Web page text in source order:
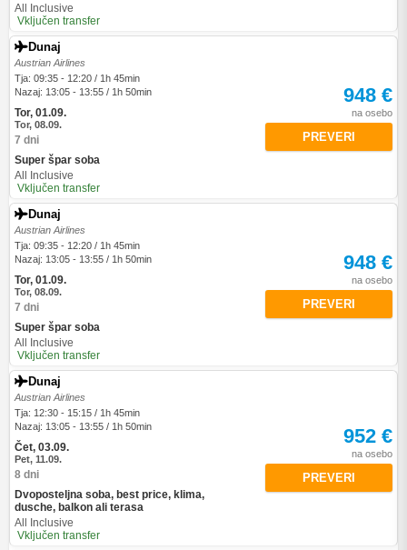
All Inclusive
Vključen transfer
Dunaj
Austrian Airlines
Tja: 09:35 - 12:20 / 1h 45min
Nazaj: 13:05 - 13:55 / 1h 50min
Tor, 01.09.
Tor, 08.09.
7 dni
Super špar soba
All Inclusive
Vključen transfer
948 €
na osebo
PREVERI
Dunaj
Austrian Airlines
Tja: 09:35 - 12:20 / 1h 45min
Nazaj: 13:05 - 13:55 / 1h 50min
Tor, 01.09.
Tor, 08.09.
7 dni
Super špar soba
All Inclusive
Vključen transfer
948 €
na osebo
PREVERI
Dunaj
Austrian Airlines
Tja: 12:30 - 15:15 / 1h 45min
Nazaj: 13:05 - 13:55 / 1h 50min
Čet, 03.09.
Pet, 11.09.
8 dni
Dvoposteljna soba, best price, klima,
dusche, balkon ali terasa
All Inclusive
Vključen transfer
952 €
na osebo
PREVERI